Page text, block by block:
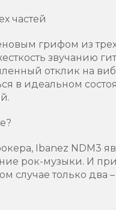
частей
грифом из
звучанию
отклик на
в идеальном
Ibanez NDM3
рок-музыки. И
случае только два